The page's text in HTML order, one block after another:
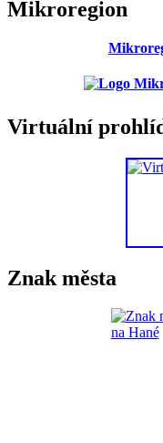
Mikroregion
Virtuální
Znak města